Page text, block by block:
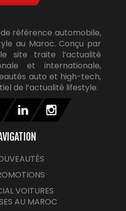
référence automobile,
au Maroc. Conçu par
site traite l’actualité
et internationale,
auto et high-tech,
de l’actualité lifestyle.
VOITURES
AU MAROC